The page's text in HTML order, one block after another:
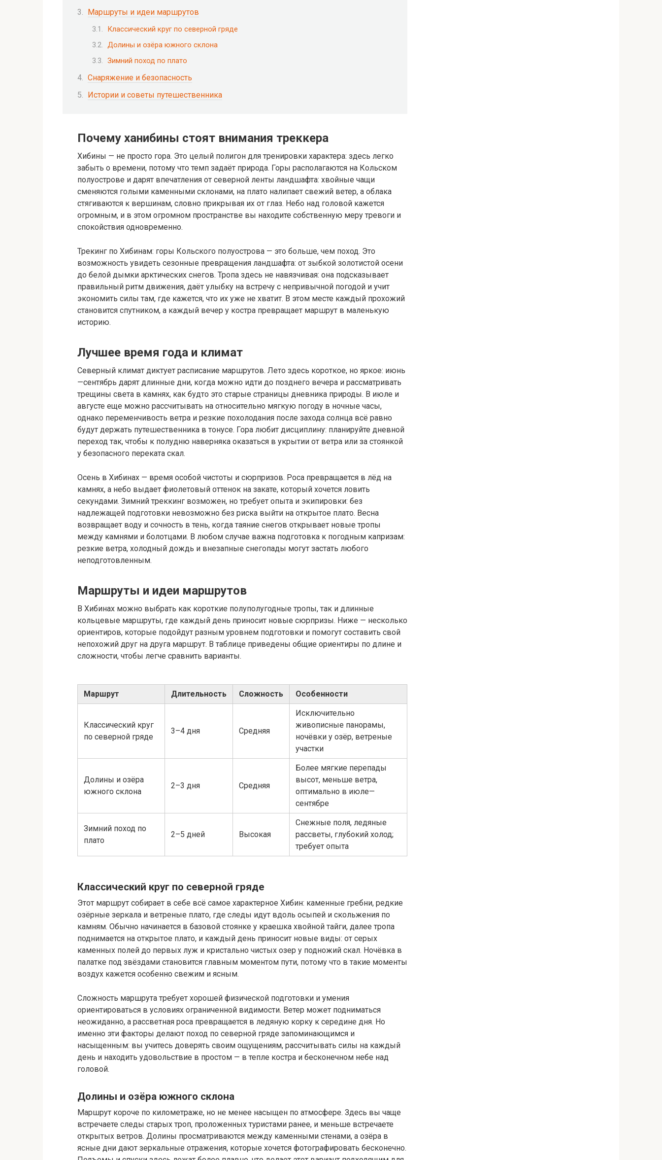
Маршруты и идеи маршрутов
Классический круг по северной гряде
Долины и озёра южного склона
Зимний поход по плато
Снаряжение и безопасность
Истории и советы путешественника
Почему ханибины стоят внимания треккера
Хибины — не просто гора. Это целый полигон для тренировки характера: здесь легко
забыть о времени, потому что темп задаёт природа. Горы располагаются на Кольском
полуострове и дарят впечатления от северной ленты ландшафта: хвойные чащи
сменяются голыми каменными склонами, на плато налипает свежий ветер, а облака
стягиваются к вершинам, словно прикрывая их от глаз. Небо над головой кажется
огромным, и в этом огромном пространстве вы находите собственную меру тревоги и
спокойствия одновременно.
Трекинг по Хибинам: горы Кольского полуострова — это больше, чем поход. Это
возможность увидеть сезонные превращения ландшафта: от зыбкой золотистой осени
до белой дымки арктических снегов. Тропа здесь не навязчивая: она подсказывает
правильный ритм движения, даёт улыбку на встречу с непривычной погодой и учит
экономить силы там, где кажется, что их уже не хватит. В этом месте каждый прохожий
становится спутником, а каждый вечер у костра превращает маршрут в маленькую
историю.
Лучшее время года и климат
Северный климат диктует расписание маршрутов. Лето здесь короткое, но яркое: июнь
—сентябрь дарят длинные дни, когда можно идти до позднего вечера и рассматривать
трещины света в камнях, как будто это старые страницы дневника природы. В июле и
августе еще можно рассчитывать на относительно мягкую погоду в ночные часы,
однако переменчивость ветра и резкие похолодания после захода солнца всё равно
будут держать путешественника в тонусе. Гора любит дисциплину: планируйте дневной
переход так, чтобы к полудню наверняка оказаться в укрытии от ветра или за стоянкой
у безопасного переката скал.
Осень в Хибинах — время особой чистоты и сюрпризов. Роса превращается в лёд на
камнях, а небо выдает фиолетовый оттенок на закате, который хочется ловить
секундами. Зимний треккинг возможен, но требует опыта и экипировки: без
надлежащей подготовки невозможно без риска выйти на открытое плато. Весна
возвращает воду и сочность в тень, когда таяние снегов открывает новые тропы
между камнями и болотцами. В любом случае важна подготовка к погодным капризам:
резкие ветра, холодный дождь и внезапные снегопады могут застать любого
неподготовленным.
Маршруты и идеи маршрутов
В Хибинах можно выбрать как короткие полуполугодные тропы, так и длинные
кольцевые маршруты, где каждый день приносит новые сюрпризы. Ниже — несколько
ориентиров, которые подойдут разным уровнем подготовки и помогут составить свой
непохожий друг на друга маршрут. В таблице приведены общие ориентиры по длине и
сложности, чтобы легче сравнить варианты.
Маршрут Длительность Сложность Особенности
Классический круг
по северной гряде
3–4 дня Средняя
Исключительно
живописные панорамы,
ночёвки у озёр, ветреные
участки
Долины и озёра
южного склона
2–3 дня Средняя
Более мягкие перепады
высот, меньше ветра,
оптимально в июле—
сентябре
Зимний поход по
плато
2–5 дней Высокая
Снежные поля, ледяные
рассветы, глубокий холод;
требует опыта
Классический круг по северной гряде
Этот маршрут собирает в себе всё самое характерное Хибин: каменные гребни, редкие
озёрные зеркала и ветреные плато, где следы идут вдоль осыпей и скольжения по
камням. Обычно начинается в базовой стоянке у краешка хвойной тайги, далее тропа
поднимается на открытое плато, и каждый день приносит новые виды: от серых
каменных полей до первых луж и кристально чистых озер у подножий скал. Ночёвка в
палатке под звёздами становится главным моментом пути, потому что в такие моменты
воздух кажется особенно свежим и ясным.
Сложность маршрута требует хорошей физической подготовки и умения
ориентироваться в условиях ограниченной видимости. Ветер может подниматься
неожиданно, а рассветная роса превращается в ледяную корку к середине дня. Но
именно эти факторы делают поход по северной гряде запоминающимся и
насыщенным: вы учитесь доверять своим ощущениям, рассчитывать силы на каждый
день и находить удовольствие в простом — в тепле костра и бесконечном небе над
головой.
Долины и озёра южного склона
Маршрут короче по километраже, но не менее насыщен по атмосфере. Здесь вы чаще
встречаете следы старых троп, проложенных туристами ранее, и меньше встречаете
открытых ветров. Долины просматриваются между каменными стенами, а озёра в
ясные дни дают зеркальные отражения, которые хочется фотографировать бесконечно.